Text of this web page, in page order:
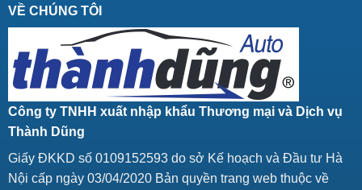
VỀ CHÚNG TÔI
Công ty TNHH xuất nhập khẩu Thương mại và Dịch vụ
Thành Dũng
Giấy ĐKKD số 0109152593 do sở Kế hoạch và Đầu tư Hà
Nội cấp ngày 03/04/2020 Bản quyền trang web thuộc về